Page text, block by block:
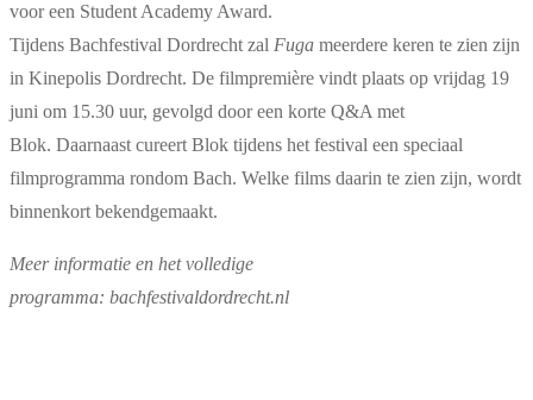
voor een Student Academy Award.
Tijdens Bachfestival Dordrecht zal Fuga meerdere keren te zien zijn
in Kinepolis Dordrecht. De filmpremière vindt plaats op vrijdag 19
juni om 15.30 uur, gevolgd door een korte Q&A met
Blok. Daarnaast cureert Blok tijdens het festival een speciaal
filmprogramma rondom Bach. Welke films daarin te zien zijn, wordt
binnenkort bekendgemaakt.
Meer informatie en het volledige
programma: bachfestivaldordrecht.nl